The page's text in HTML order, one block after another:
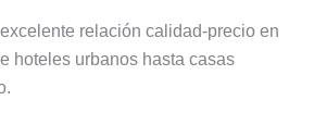
relación calidad-precio en
hoteles urbanos hasta casas